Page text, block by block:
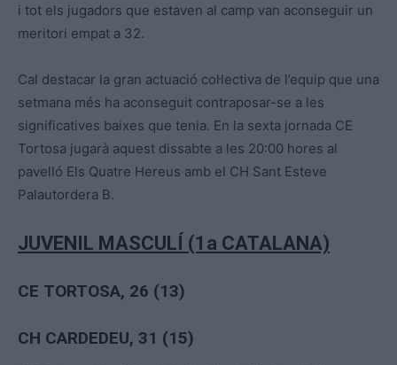
i tot els jugadors que estaven al camp van aconseguir un
meritori empat a 32.
Cal destacar la gran actuació col·lectiva de l’equip que una
setmana més ha aconseguit contraposar-se a les
significatives baixes que tenia. En la sexta jornada CE
Tortosa jugarà aquest dissabte a les 20:00 hores al
pavelló Els Quatre Hereus amb el CH Sant Esteve
Palautordera B.
JUVENIL MASCULÍ (1a CATALANA)
CE TORTOSA, 26 (13)
CH CARDEDEU, 31 (15)